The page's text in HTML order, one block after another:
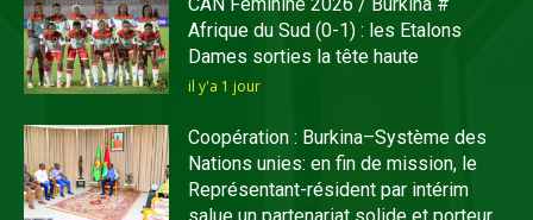
Afrique du Sud (0-1) : les Etalons
Dames sorties la tête haute
il y'a 1 jour
Coopération : Burkina–Système des
Nations unies: en fin de mission, le
Représentant-résident par intérim
salue un partenariat solide et porteur